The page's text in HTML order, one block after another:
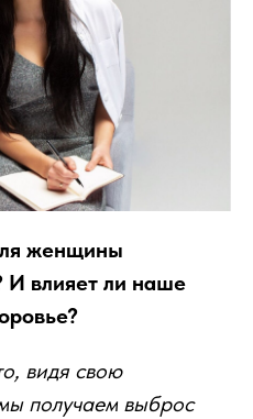
женщины
И влияет ли наше
видя свою
получаем выброс